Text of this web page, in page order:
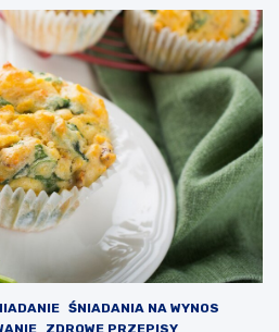
ŚNIADANIA NA WYNOS
ZDROWE PRZEPISY